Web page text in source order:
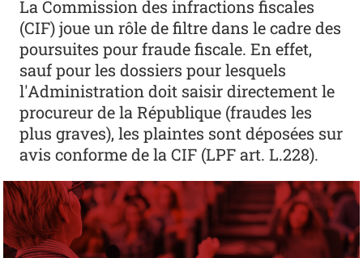
La Commission des infractions fiscales
(CIF) joue un rôle de filtre dans le cadre des
poursuites pour fraude fiscale. En effet,
sauf pour les dossiers pour lesquels
l'Administration doit saisir directement le
procureur de la République (fraudes les
plus graves), les plaintes sont déposées sur
avis conforme de la CIF (LPF art. L.228).